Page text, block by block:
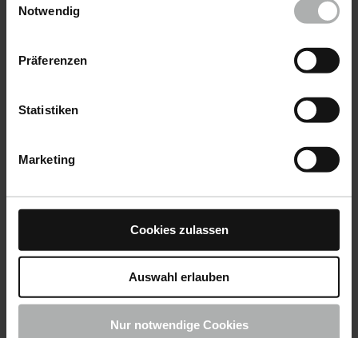
Einstellungen zu den Cookies finden Sie unter
Notwendig
Präferenzen
Statistiken
Marketing
Cookies zulassen
Auswahl erlauben
Nur notwendige Cookies
Mehr erfahren